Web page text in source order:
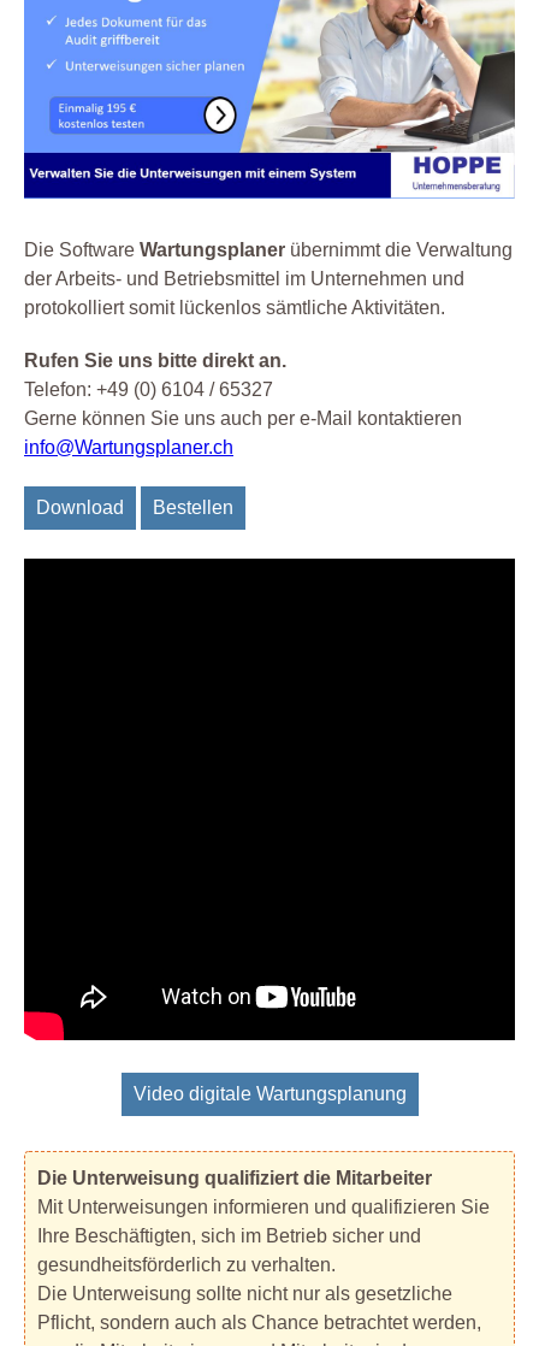
Die Software Wartungsplaner übernimmt die Verwaltung
der Arbeits- und Betriebsmittel im Unternehmen und
protokolliert somit lückenlos sämtliche Aktivitäten.
Rufen Sie uns bitte direkt an.
Telefon: +49 (0) 6104 / 65327
Gerne können Sie uns auch per e-Mail kontaktieren
info@Wartungsplaner.ch
Download Bestellen
Video digitale Wartungsplanung
Die Unterweisung qualifiziert die Mitarbeiter
Mit Unterweisungen informieren und qualifizieren Sie
Ihre Beschäftigten, sich im Betrieb sicher und
gesundheitsförderlich zu verhalten.
Die Unterweisung sollte nicht nur als gesetzliche
Pflicht, sondern auch als Chance betrachtet werden,